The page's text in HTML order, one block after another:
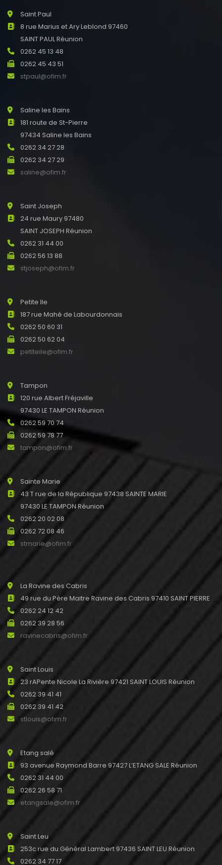
Saint Paul
8 rue Marius et Ary Leblond 97460
SAINT PAUL Réunion
0262 45 13 48
0262 45 43 51
stpaul@ofim.fr
Saline les Bains
181 route de St-Pierre
97434 Saline les Bains
0262 34 27 28
0262 34 27 29
saline@ofim.fr
Saint Joseph
24 rue Maury 97480
SAINT JOSEPH Réunion
0262 31 44 00
0262 56 13 88
stjoseph@ofim.fr
Petite Ile
187 rue Mahé de Labourdonnais
0262 50 60 31
0262 50 62 04
petiteile@ofim.fr
Tampon
120 rue Albert Fréjaville
97430 LE TAMPON Réunion
0262 59 70 74
0262 59 78 77
tampon@ofim.fr
Sainte Marie
43 T rue de la République 97438 SAINTE MARIE
97430 LE TAMPON Réunion
0262 20 02 08
0262 72 08 46
stmarie@ofim.fr
La Ravine des Cabris
49 rue du Père Maitre Ravine des Cabris 97410 SAINT PIERRE
0262 24 12 42
0262 39 28 56
ravinecabris@ofim.fr
Saint Louis
23 rAPente Nicole La Rivière 97421 SAINT LOUIS Réunion
0262 39 41 41
0262 39 41 42
stlouis@ofim.fr
Etang salé
93 avenue Raymond Barre 97427 L’ETANG SALE Réunion
0262 31 44 00
0262 26 58 71
etangsale@ofim.fr
Saint Leu
253c rue du Général Lambert 97436 SAINT LEU Réunion
0262 34 77 17